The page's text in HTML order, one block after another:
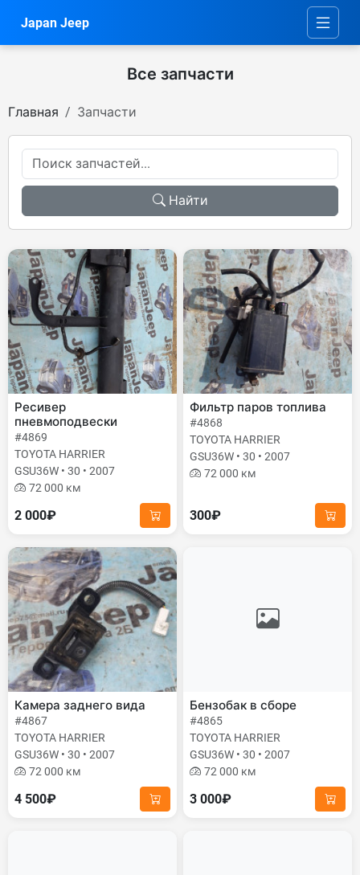
Japan Jeep
Все запчасти
Главная Запчасти
Найти
Ресивер
пневмоподвески
#4869
TOYOTA HARRIER
GSU36W • 30 • 2007
72 000 км
2 000₽
Фильтр паров топлива
#4868
TOYOTA HARRIER
GSU36W • 30 • 2007
72 000 км
300₽
Камера заднего вида
#4867
TOYOTA HARRIER
GSU36W • 30 • 2007
72 000 км
4 500₽
Бензобак в сборе
#4865
TOYOTA HARRIER
GSU36W • 30 • 2007
72 000 км
3 000₽